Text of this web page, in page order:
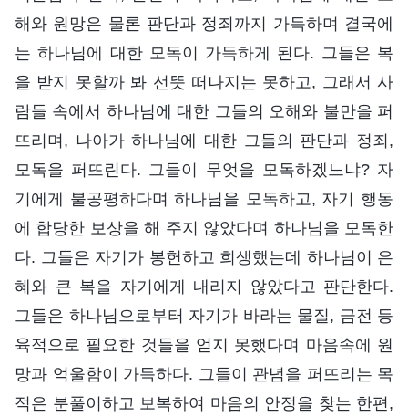
해와 원망은 물론 판단과 정죄까지 가득하며 결국에
는 하나님에 대한 모독이 가득하게 된다. 그들은 복
을 받지 못할까 봐 선뜻 떠나지는 못하고, 그래서 사
람들 속에서 하나님에 대한 그들의 오해와 불만을 퍼
뜨리며, 나아가 하나님에 대한 그들의 판단과 정죄,
모독을 퍼뜨린다. 그들이 무엇을 모독하겠느냐? 자
기에게 불공평하다며 하나님을 모독하고, 자기 행동
에 합당한 보상을 해 주지 않았다며 하나님을 모독한
다. 그들은 자기가 봉헌하고 희생했는데 하나님이 은
혜와 큰 복을 자기에게 내리지 않았다고 판단한다.
그들은 하나님으로부터 자기가 바라는 물질, 금전 등
육적으로 필요한 것들을 얻지 못했다며 마음속에 원
망과 억울함이 가득하다. 그들이 관념을 퍼뜨리는 목
적은 분풀이하고 보복하여 마음의 안정을 찾는 한편,